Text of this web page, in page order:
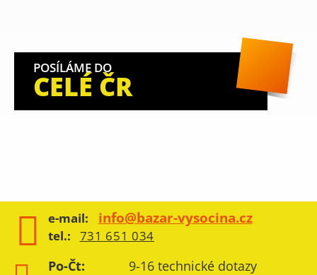
POSÍLÁME DO
CELÉ ČR
e-mail: info@bazar-vysocina.cz
tel.: 731 651 034
Po-Čt:
9-16 technické dotazy